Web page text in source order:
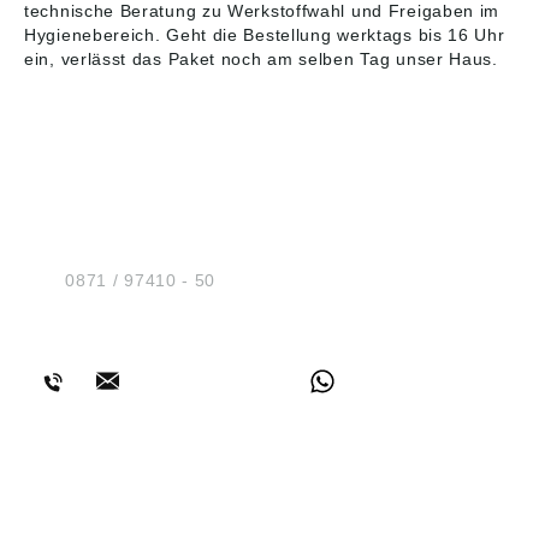
technische Beratung zu Werkstoffwahl und Freigaben im
Hygienebereich. Geht die Bestellung werktags bis 16 Uhr
ein, verlässt das Paket noch am selben Tag unser Haus.
Tel.:0871 / 97410 - 50